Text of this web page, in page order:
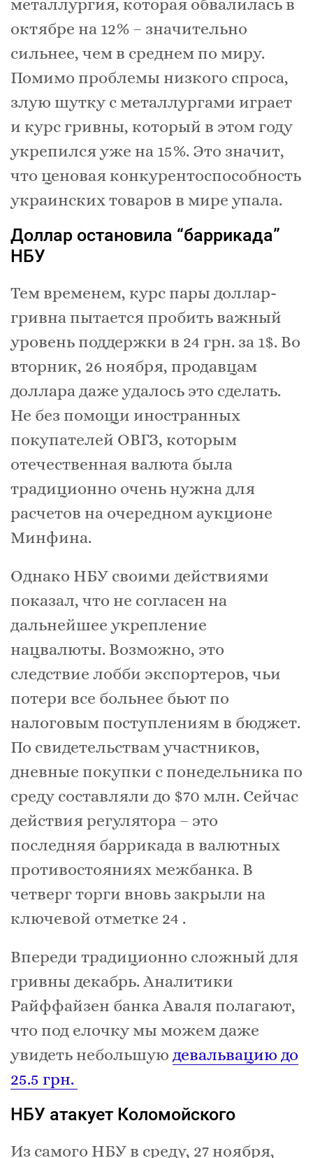
металлургия, которая обвалилась в
октябре на 12% – значительно
сильнее, чем в среднем по миру.
Помимо проблемы низкого спроса,
злую шутку с металлургами играет
и курс гривны, который в этом году
укрепился уже на 15%. Это значит,
что ценовая конкурентоспособность
украинских товаров в мире упала.
Доллар остановила “баррикада”
НБУ
Тем временем, курс пары доллар-
гривна пытается пробить важный
уровень поддержки в 24 грн. за 1$. Во
вторник, 26 ноября, продавцам
доллара даже удалось это сделать.
Не без помощи иностранных
покупателей ОВГЗ, которым
отечественная валюта была
традиционно очень нужна для
расчетов на очередном аукционе
Минфина.
Однако НБУ своими действиями
показал, что не согласен на
дальнейшее укрепление
нацвалюты. Возможно, это
следствие лобби экспортеров, чьи
потери все больнее бьют по
налоговым поступлениям в бюджет.
По свидетельствам участников,
дневные покупки с понедельника по
среду составляли до $70 млн. Сейчас
действия регулятора – это
последняя баррикада в валютных
противостояниях межбанка. В
четверг торги вновь закрыли на
ключевой отметке 24 .
Впереди традиционно сложный для
гривны декабрь. Аналитики
Райффайзен банка Аваля полагают,
что под елочку мы можем даже
увидеть небольшую девальвацию до
25.5 грн.
НБУ атакует Коломойского
Из самого НБУ в среду, 27 ноября,